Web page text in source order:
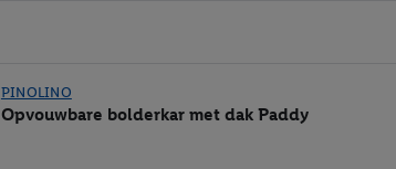
PINOLINO
Opvouwbare bolderkar met dak Paddy